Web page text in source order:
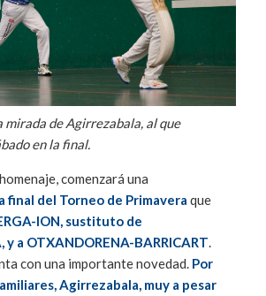
mirada de Agirrezabala, al que
en la final.
comenzará una
final del Torneo de Primavera que
ION, sustituto de
y a OTXANDORENA-BARRICART.
con una importante novedad.Por
Agirrezabala, muy a pesar